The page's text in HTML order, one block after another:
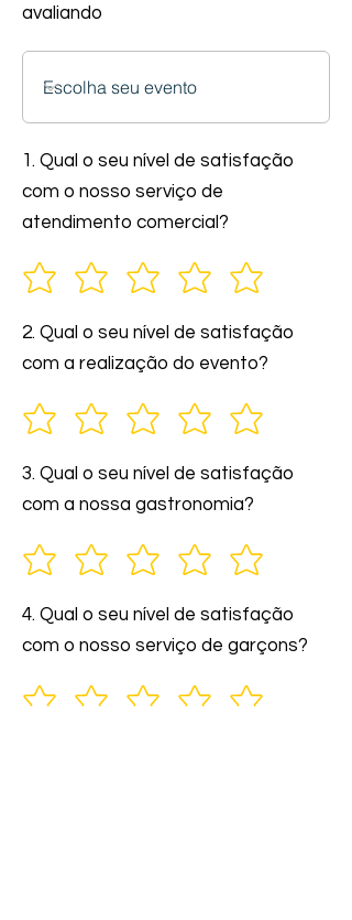
avaliando
1. Qual o seu nível de satisfação
com o nosso serviço de
atendimento comercial?
2. Qual o seu nível de satisfação
com a realização do evento?
3. Qual o seu nível de satisfação
com a nossa gastronomia?
4. Qual o seu nível de satisfação
com o nosso serviço de garçons?